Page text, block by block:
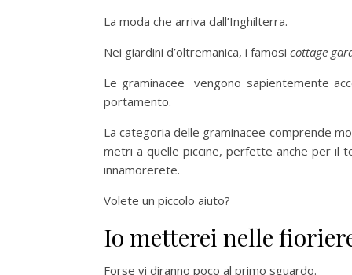
La moda che arriva dall’Inghilterra.
Nei giardini d’oltremanica, i famosi cottage
Le graminacee vengono sapientemente
portamento.
La categoria delle graminacee comprende
metri a quelle piccine, perfette anche per il
innamorerete.
Volete un piccolo aiuto?
Io metterei nelle
Forse vi diranno poco al primo sguardo.